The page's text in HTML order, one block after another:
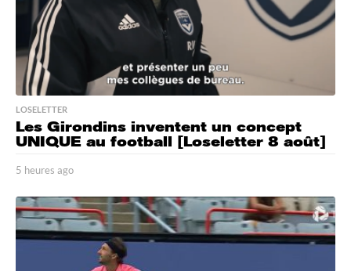
LOSELETTER
Les Girondins inventent un concept
UNIQUE au football [Loseletter 8 août]
5 heures ago
e
u
r
e